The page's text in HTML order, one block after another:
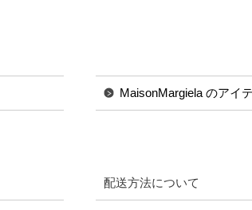
MaisonMargiela のアイ
配送方法について